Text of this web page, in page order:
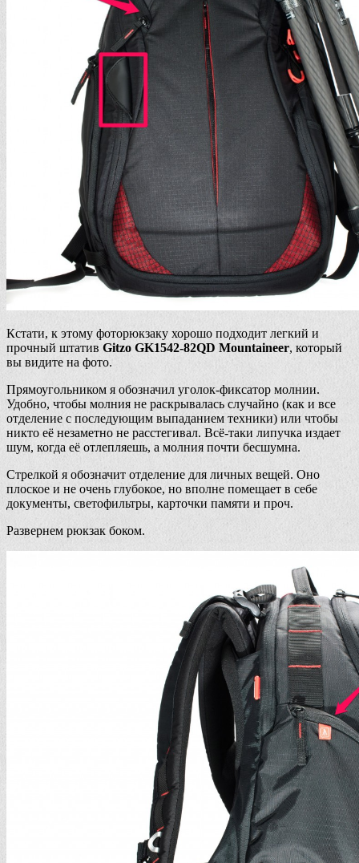
Кстати, к этому фоторюкзаку хорошо подходит легкий и
прочный штатив Gitzo GK1542-82QD Mountaineer, который
вы видите на фото.
Прямоугольником я обозначил уголок-фиксатор молнии.
Удобно, чтобы молния не раскрывалась случайно (как и все
отделение с последующим выпаданием техники) или чтобы
никто её незаметно не расстегивал. Всё-таки липучка издает
шум, когда её отлепляешь, а молния почти бесшумна.
Стрелкой я обозначит отделение для личных вещей. Оно
плоское и не очень глубокое, но вполне помещает в себе
документы, светофильтры, карточки памяти и проч.
Развернем рюкзак боком.